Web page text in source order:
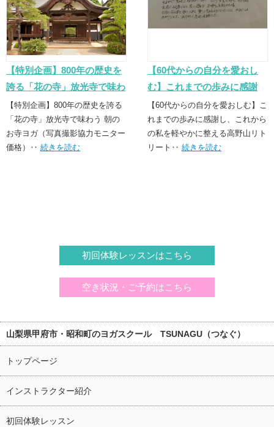
【特別企画】800年の歴史を
誇る「花の寺」放光寺で味わ
う 朝のお寺ヨガ
【特別企画】800年の歴史を誇る
「花の寺」放光寺で味わう 朝の
お寺ヨガ（写真撮影協力モニター
価格）‥ 続きを読む
【60代からの自分を愛おし
む】これまでの歩みに感謝
し、これからの私を軽やかに
整える高野山リトリート
【60代からの自分を愛おしむ】こ
れまでの歩みに感謝し、これから
の私を軽やかに整える高野山リト
リート‥続きを読む
初回体験レッスンはこちら
空き状況・ご予約はこちら
山梨県甲府市・昭和町のヨガスクール TSUNAGU（つなぐ）
トップページ
インストラクター紹介
初回体験レッスン